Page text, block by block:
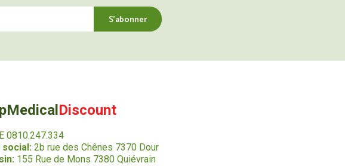
Discount
0810.247.334
social:2b rue des Chênes 7370 Dour
155 Rue de Mons 7380 Quiévrain